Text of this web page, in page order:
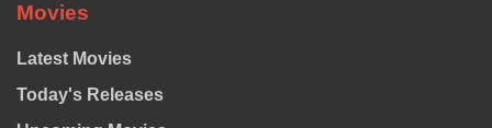
Movies
Latest Movies
Today's Releases